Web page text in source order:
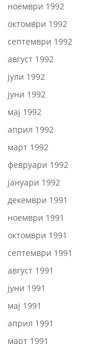
ноември 1992
октомври 1992
септември 1992
август 1992
јули 1992
јуни 1992
мај 1992
април 1992
март 1992
февруари 1992
јануари 1992
декември 1991
ноември 1991
октомври 1991
септември 1991
август 1991
јуни 1991
мај 1991
април 1991
март 1991